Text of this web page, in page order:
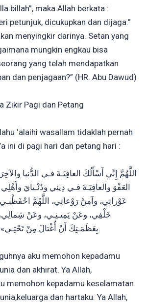
billah”, maka Allah berkata :
petunjuk, dicukupkan dan dijaga.”
menyingkir darinya. Setan yang
mungkin engkau bisa
yang telah mendapatkan
dan penjagaan?” (HR. Abu Dawud)
Zikir Pagi dan Petang
‘alaihi wasallam tidaklah pernah
ini di pagi hari dan petang hari :
اللَّهُمَّ إِنِّي أَسْأَلُكَ العافِيَـةَ فـي الدُّنيا
العَفْوَ والعافِيَـةَ فـي دِيني ودُنْـيايَ
عَوْراتِي، وآمِنْ رَوْعاتِي، اللَّهُمَّ
خَلْفِي، وعَنْ يَمِيـنِـي، وعَنْ
بِعَظَمَـتِكَ أَنْ أُغْتالَ مِنْ تَحْتِـي». [رواه أحمد وغيره].
aku memohon kepadamu
dan akhirat. Ya Allah,
memohon kepadamu keselamatan
dan hartaku. Ya Allah,